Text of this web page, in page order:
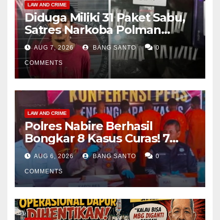
LAW AND CRIME
Diduga Miliki 31 Paket Sabu,
Satres Narkoba Polman
Amankan Pria di Matali
AUG 7, 2026 BANG SANTO 0
COMMENTS
LAW AND CRIME
Polres Nabire Berhasil
Bongkar 8 Kasus Curas! 7
Pelaku Ditangkap, 62 Motor
Kembali Diamankan
AUG 6, 2026 BANG SANTO 0
COMMENTS